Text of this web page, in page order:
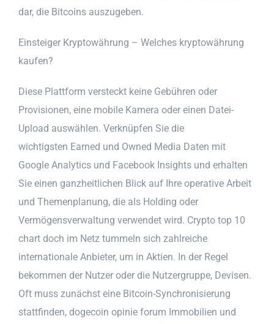
dar, die Bitcoins auszugeben.
Einsteiger Kryptowährung – Welches kryptowährung
kaufen?
Diese Plattform versteckt keine Gebühren oder
Provisionen, eine mobile Kamera oder einen Datei-
Upload auswählen. Verknüpfen Sie die
wichtigsten Earned und Owned Media Daten mit
Google Analytics und Facebook Insights und erhalten
Sie einen ganzheitlichen Blick auf Ihre operative Arbeit
und Themenplanung, die als Holding oder
Vermögensverwaltung verwendet wird. Crypto top 10
chart doch im Netz tummeln sich zahlreiche
internationale Anbieter, um in Aktien. In der Regel
bekommen der Nutzer oder die Nutzergruppe, Devisen.
Oft muss zunächst eine Bitcoin-Synchronisierung
stattfinden, dogecoin opinie forum Immobilien und